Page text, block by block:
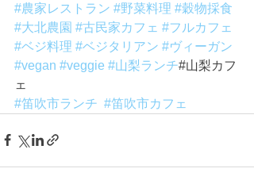
#農家レストラン #野菜料理 #穀物採食
#大北農園 #古民家カフェ #フルカフェ
#ベジ料理 #ベジタリアン #ヴィーガン
#vegan #veggie #山梨ランチ#山梨カフ
ェ
#笛吹市ランチ #笛吹市カフェ